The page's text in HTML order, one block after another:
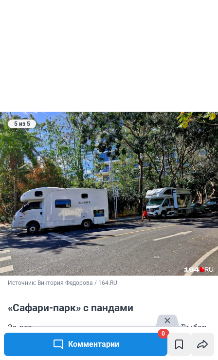
Комментарии
0
5 из 5
Источник: Виктория Федорова / 164.RU
«Сафари-парк» с пандами
За всеми экскурсиями — к отельному гиду. Выбор
невелик, но есть что посмотреть. Нам казалось,
что съездить в Китай и не увидеть панд —